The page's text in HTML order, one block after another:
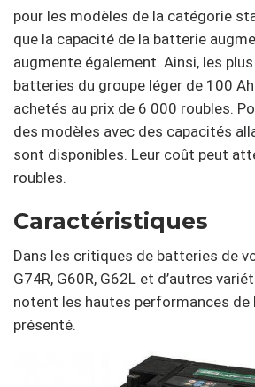
pour les modèles de la catégorie
que la capacité de la batterie
augmente également. Ainsi, les
batteries du groupe léger de 100
achetés au prix de 6 000 roubles.
des modèles avec des capacités
sont disponibles. Leur coût peut
roubles.
Caractéristiques
Dans les critiques de batteries de
G74R, G60R, G62L et d’autres
notent les hautes performances de
présenté.